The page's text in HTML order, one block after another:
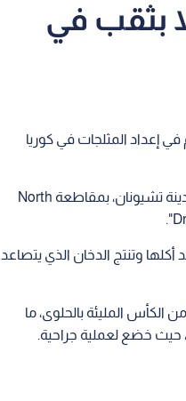
بثقب في
في إعداد المثلجات في كوريا
وذكرت وكالة أنباء Yonhap، أن الحادثة وقعت أثناء زيارة الطفل لحديقة مائية في مدينة تشيونان، بمقاطعة North
وتنتج الدخان الذي يتصاعد
الكأس المليئة بالحلوى، ما